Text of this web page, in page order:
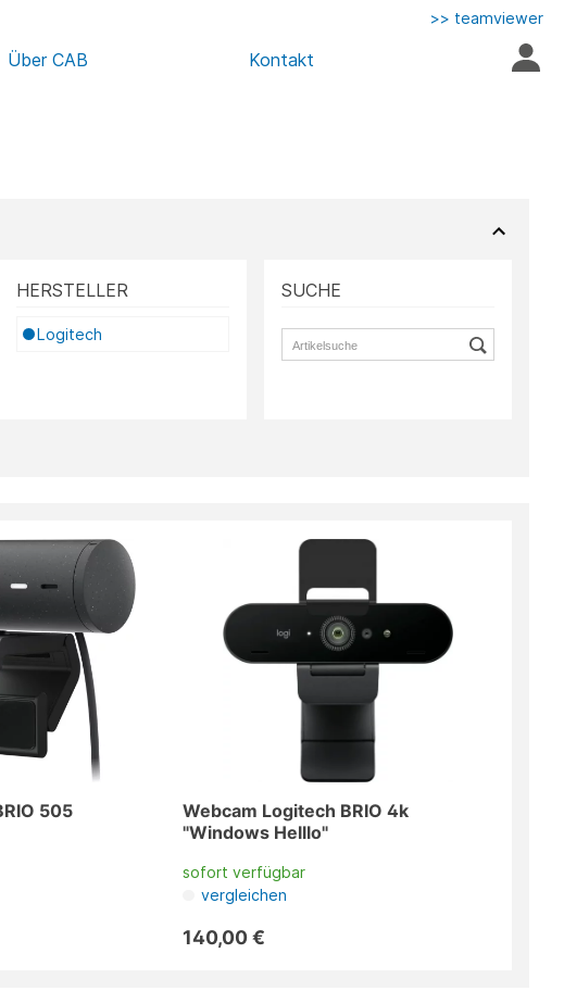
Über CAB Kontakt
>> teamviewer
HERSTELLER
Logitech
SUCHE
505
Webcam Logitech BRIO 4k
"Windows Helllo"
sofort verfügbar
vergleichen
140,00 €